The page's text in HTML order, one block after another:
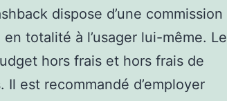
dispose d’une commission
totalité à l’usager lui-même. Le
hors frais et hors frais de
Il est recommandé d’employer